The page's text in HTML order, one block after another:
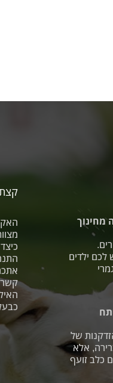
מחינוך
לכם ילדים
של
אלא
כלב זועף
קשר